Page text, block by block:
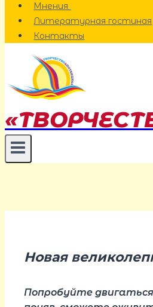
Мнения
Литературная гостиная
Контакты
Новая
Попробуйте двигаться